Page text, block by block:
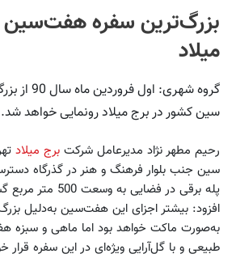
بزرگ‌ترین سفره هفت‌سین
میلاد
گروه شهری:
سین کشور در برج میلاد رونمایی خواهد شد.
رحیم مطهر نژاد مدیرعامل شرکت برج میلاد
سین جنب بلوار فرهنگ و هنر در گذرگاه
پله برقی در فضایی
افزود: بیشتر اجزای این هفت‌سین به‌دلیل
به‌صورت ماکت خواهد بود اما ماهی و
طبیعی و با گل‌آرایی ویژه‌ای در این سفره